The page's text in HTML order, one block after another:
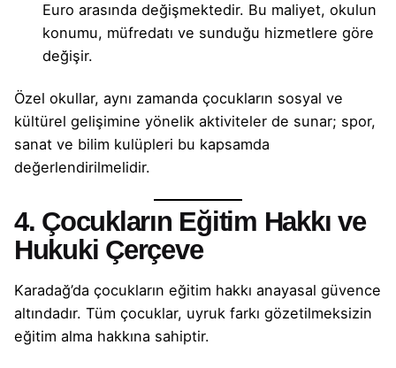
Euro arasında değişmektedir. Bu maliyet, okulun
konumu, müfredatı ve sunduğu hizmetlere göre
değişir.
Özel okullar, aynı zamanda çocukların sosyal ve
kültürel gelişimine yönelik aktiviteler de sunar; spor,
sanat ve bilim kulüpleri bu kapsamda
değerlendirilmelidir.
4. Çocukların Eğitim Hakkı ve
Hukuki Çerçeve
Karadağ’da çocukların eğitim hakkı anayasal güvence
altındadır. Tüm çocuklar, uyruk farkı gözetilmeksizin
eğitim alma hakkına sahiptir.